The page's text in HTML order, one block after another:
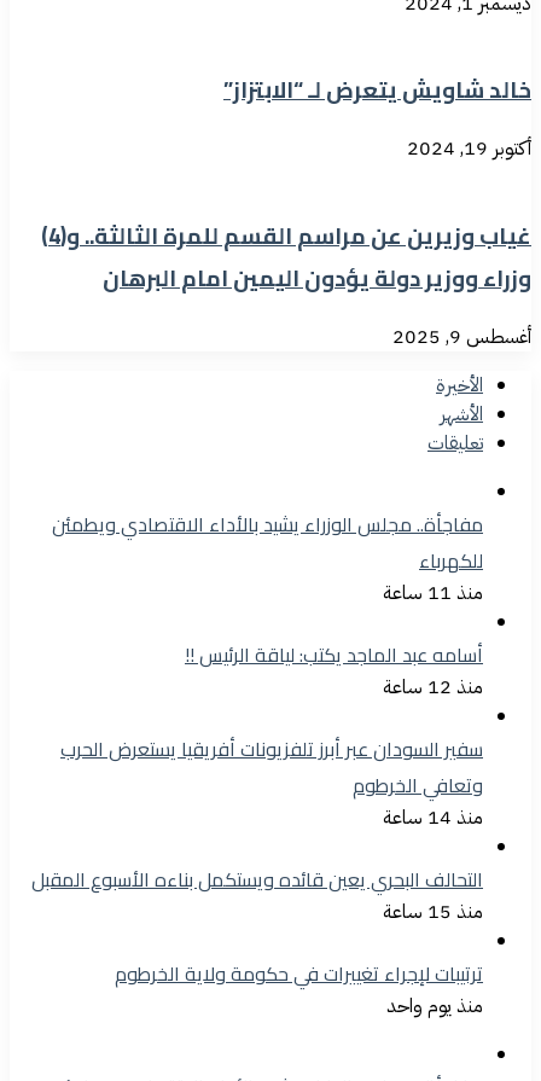
خالد شاويش يتعرض لـ “الابتزاز”
أكتوبر 19, 2024
غياب وزيرين عن مراسم القسم للمرة الثالثة.. و(4)
وزراء ووزير دولة يؤدون اليمين امام البرهان
أغسطس 9, 2025
الأخيرة
الأشهر
تعليقات
مفاجأة.. مجلس الوزراء يشيد بالأداء الاقتصادي ويطمئن
للكهرباء
منذ 11 ساعة
أسامه عبد الماجد يكتب: لياقة الرئيس !!
منذ 12 ساعة
سفير السودان عبر أبرز تلفزيونات أفريقيا يستعرض الحرب
وتعافي الخرطوم
منذ 14 ساعة
التحالف البحري يعين قائده ويستكمل بناءه الأسبوع المقبل
منذ 15 ساعة
ترتيبات لإجراء تغييرات في حكومة ولاية الخرطوم
منذ يوم واحد